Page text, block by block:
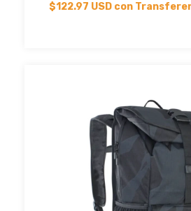
$122.97 USD con